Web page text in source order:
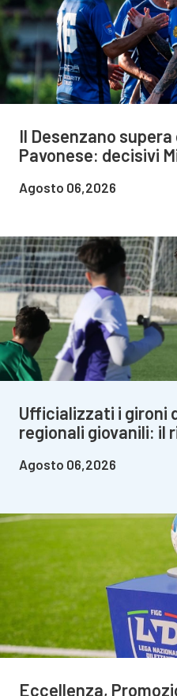
Il Desenzano supera
Pavonese: decisivi
Agosto 06,2026
Ufficializzati i gironi
regionali giovanili: il
Agosto 06,2026
Eccellenza,